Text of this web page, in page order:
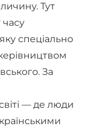
Тут
часу
спеціально
За
— де люди